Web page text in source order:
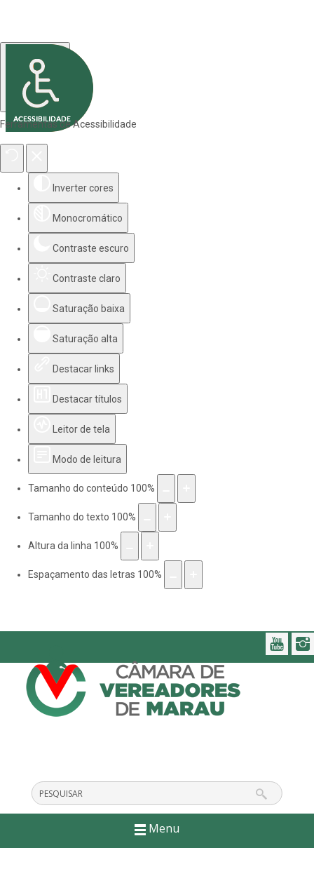
Ferramentas de Acessibilidade
Inverter cores
Monocromático
Contraste escuro
Contraste claro
Saturação baixa
Saturação alta
Destacar links
Destacar títulos
Leitor de tela
Modo de leitura
Tamanho do conteúdo 100%
Tamanho do texto 100%
Altura da linha 100%
Espaçamento das letras 100%
Menu